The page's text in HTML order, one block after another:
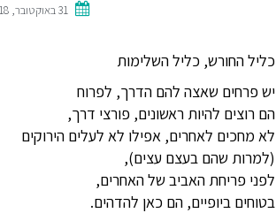
31 באוקטובר, 2018
כליל החורש, כליל השלימות
יש פרחים שאצה להם הדרך, לפרוח
הם רוצים להיות ראשונים, פורצי דרך,
לא מחכים לאחרים, אפילו לא לעלים הירוקים
(למרות שהם בעצם עצים),
לפני פריחת האביב של האחרים,
בטוחים ביופיים, הם כאן להדהים.